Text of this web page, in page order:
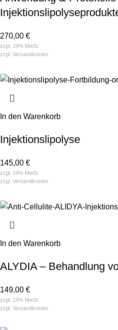
270,00 €
zzgl. 19% MwSt.
zzgl. Versandkosten
In den Warenkorb
Injektions­­lipolyse
145,00 €
zzgl. 19% MwSt.
zzgl. Versandkosten
In den Warenkorb
ALYDIA – Behandlung
149,00 €
zzgl. 19% MwSt.
zzgl. Versandkosten